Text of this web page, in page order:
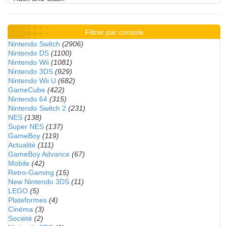
Filtrer par console
Nintendo Switch (2906)
Nintendo DS (1100)
Nintendo Wii (1081)
Nintendo 3DS (929)
Nintendo Wii U (682)
GameCube (422)
Nintendo 64 (315)
Nintendo Switch 2 (231)
NES (138)
Super NES (137)
GameBoy (119)
Actualité (111)
GameBoy Advance (67)
Mobile (42)
Retro-Gaming (15)
New Nintendo 3DS (11)
LEGO (5)
Plateformes (4)
Cinéma (3)
Société (2)